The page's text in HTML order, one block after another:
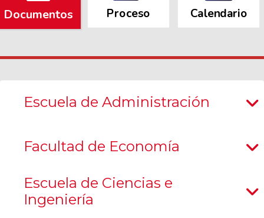
Documentos Proceso Calendario
Escuela de Administración
Facultad de Economía
Escuela de Ciencias e
Ingeniería